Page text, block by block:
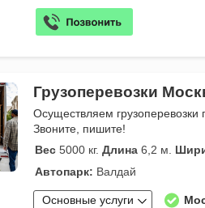
Грузоперевозки
Осуществляем
Звоните, пишите!
Вес 5000 кг. Длина 6,2 м.
Автопарк: Валдай
Основные услуги